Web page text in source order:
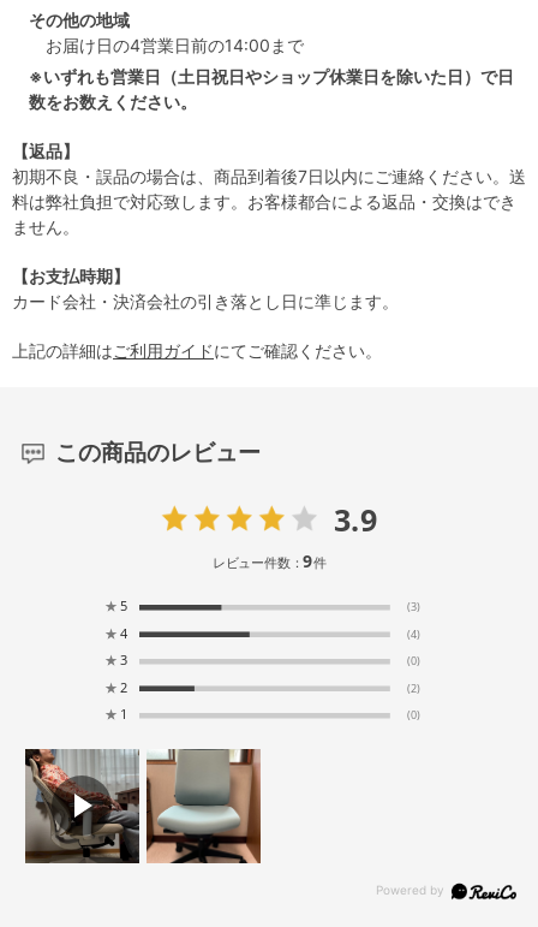
その他の地域
お届け日の4営業日前の14:00まで
※いずれも営業日（土日祝日やショップ休業日を除いた日）で日
数をお数えください。
【返品】
初期不良・誤品の場合は、商品到着後7日以内にご連絡ください。送
料は弊社負担で対応致します。お客様都合による返品・交換はでき
ません。
【お支払時期】
カード会社・決済会社の引き落とし日に準じます。
上記の詳細はご利用ガイドにてご確認ください。
この商品のレビュー
3.9
レビュー件数：9件
★ 5 (3)
★ 4 (4)
★ 3 (0)
★ 2 (2)
★ 1 (0)